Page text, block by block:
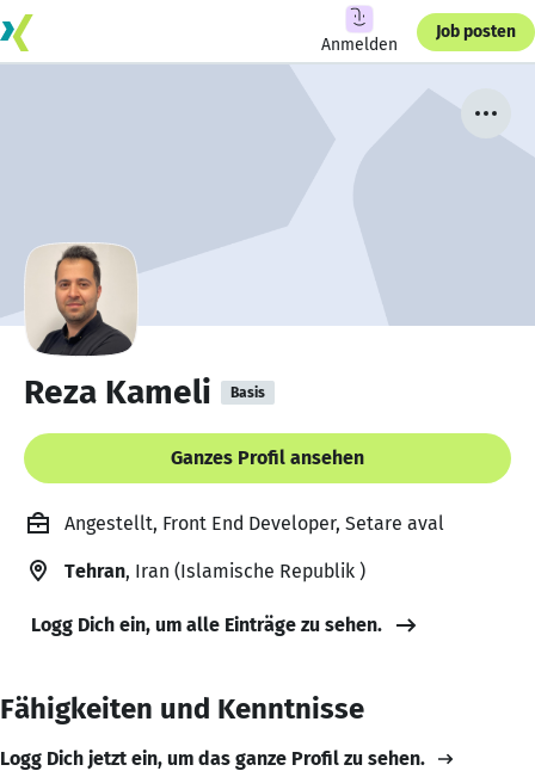
Anmelden
Job posten
Reza Kameli Basis
Ganzes Profil ansehen
Angestellt, Front End Developer, Setare aval
Tehran, Iran (Islamische Republik )
Logg Dich ein, um alle Einträge zu sehen.
Fähigkeiten und Kenntnisse
Logg Dich jetzt ein, um das ganze Profil zu sehen.